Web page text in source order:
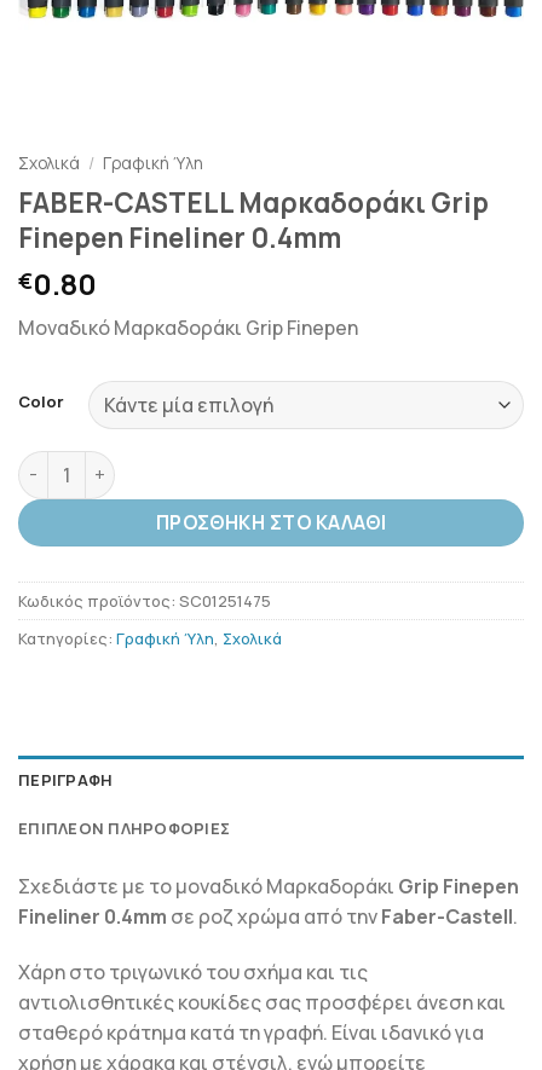
Σχολικά / Γραφική Ύλη
FABER-CASTELL Μαρκαδοράκι Grip
Finepen Fineliner 0.4mm
€0.80
Μοναδικό Μαρκαδοράκι Grip Finepen
Color
FABER-CASTELL Μαρκαδοράκι Grip Finepen Fineliner
ΠΡΟΣΘΉΚΗ ΣΤΟ ΚΑΛΆΘΙ
Κωδικός προϊόντος: SC01251475
Κατηγορίες: Γραφική Ύλη Σχολικά
ΠΕΡΙΓΡΑΦΉ
ΕΠΙΠΛΈΟΝ ΠΛΗΡΟΦΟΡΊΕΣ
Σχεδιάστε με το μοναδικό Μαρκαδοράκι Grip Finepen
Fineliner 0.4mm σε ροζ χρώμα από τηνFaber-Castell.
Χάρη στο τριγωνικό του σχήμα και τις
αντιολισθητικές κουκίδες σας προσφέρει άνεση και
σταθερό κράτημα κατά τη γραφή. Είναι ιδανικό για
χρήση με χάρακα και στένσιλ, ενώ μπορείτε